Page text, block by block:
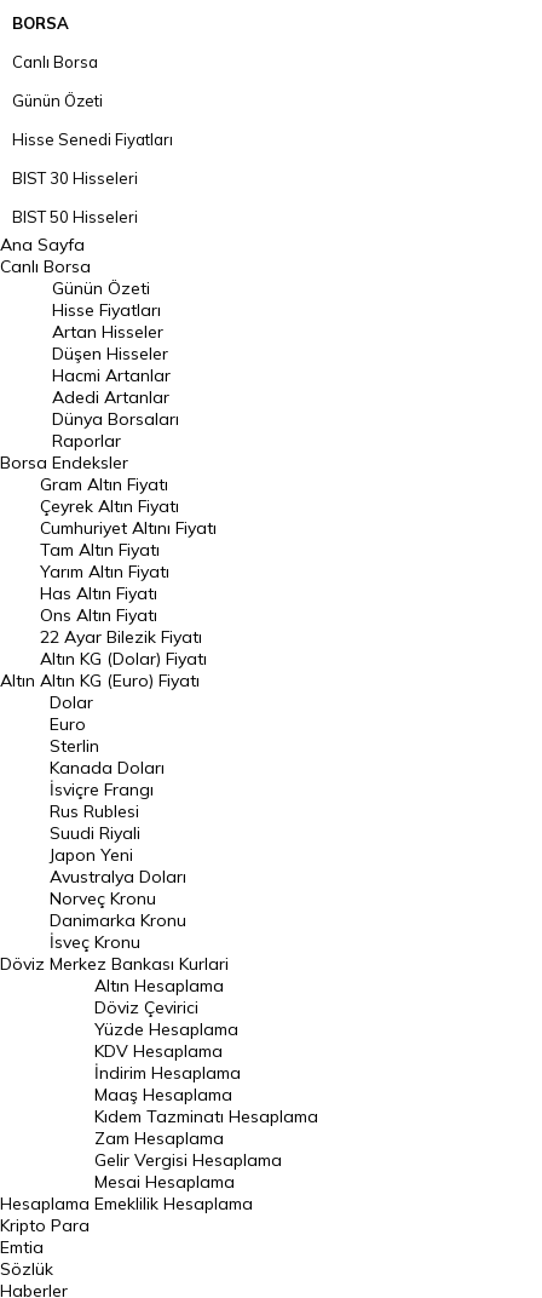
BORSA
Canlı Borsa
Günün Özeti
Hisse Senedi Fiyatları
BIST 30 Hisseleri
BIST 50 Hisseleri
BIST 100 Hisseleri
En Çok Artan Hisseler
En Çok Düşen Hisseler
Hacmi Artanlar
Geçmiş Kapanışlar
Dünya Borsaları
Raporlar
Endeksler
DÖVİZ
Döviz Kuru
Dolar Kuru
Euro Kuru
Pound Kuru
Frank Kuru
Riyal Kuru
Avustralya Doları
Danimarka Kronu Kuru
Kanada Doları Kuru
Norveç Kronu Kuru
İsveç Kronu Kuru
Japon Yeni Kuru
Serbest Piyasa Döviz Kurları
Merkez Bankası Döviz Kurları
Altın Fiyatları
Gram Altın Fiyatı
Çeyrek Altın Fiyatı
Ana Sayfa
Canlı Borsa
Borsa
Günün Özeti
Hisse Fiyatları
Artan Hisseler
Düşen Hisseler
Hacmi Artanlar
Adedi Artanlar
Dünya Borsaları
Raporlar
Endeksler
Altın
Gram Altın Fiyatı
Çeyrek Altın Fiyatı
Cumhuriyet Altını Fiyatı
Tam Altın Fiyatı
Yarım Altın Fiyatı
Has Altın Fiyatı
Ons Altın Fiyatı
22 Ayar Bilezik Fiyatı
Altın KG (Dolar) Fiyatı
Altın KG (Euro) Fiyatı
Döviz
Dolar
Euro
Sterlin
Kanada Doları
İsviçre Frangı
Rus Rublesi
Suudi Riyali
Japon Yeni
Avustralya Doları
Norveç Kronu
Danimarka Kronu
İsveç Kronu
Merkez Bankası Kurlari
Hesaplama
Altın Hesaplama
Döviz Çevirici
Yüzde Hesaplama
KDV Hesaplama
İndirim Hesaplama
Maaş Hesaplama
Kıdem Tazminatı Hesaplama
Zam Hesaplama
Gelir Vergisi Hesaplama
Mesai Hesaplama
Emeklilik Hesaplama
Kripto Para
Emtia
Sözlük
Haberler